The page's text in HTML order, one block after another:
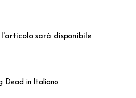
sarà disponibile
Dead in Italiano